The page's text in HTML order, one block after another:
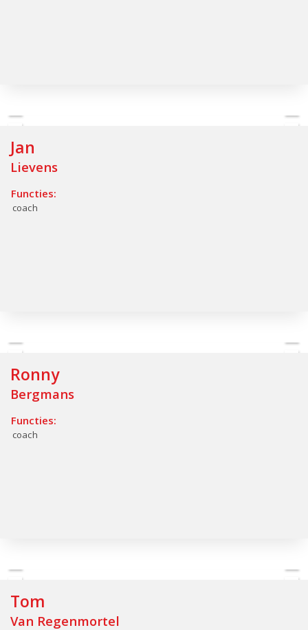
Jan
Lievens
Functies:
coach
Ronny
Bergmans
Functies:
coach
Tom
Van Regenmortel